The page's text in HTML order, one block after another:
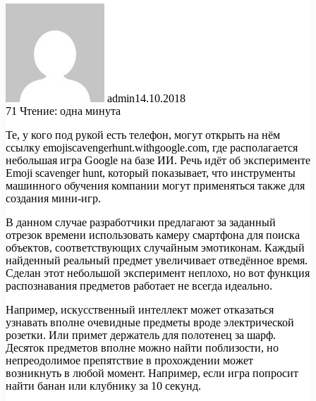
admin14.10.2018
71 Чтение: одна минута
Те, у кого под рукой есть телефон, могут открыть на нём
ссылку emojiscavengerhunt.withgoogle.com, где располагается
небольшая игра Google на базе ИИ. Речь идёт об эксперименте
Emoji scavenger hunt, который показывает, что инструменты
машинного обучения компании могут применяться также для
создания мини-игр.
В данном случае разработчики предлагают за заданный
отрезок времени использовать камеру смартфона для поиска
объектов, соответствующих случайным эмотиконам. Каждый
найденный реальный предмет увеличивает отведённое время.
Сделан этот небольшой эксперимент неплохо, но вот функция
распознавания предметов работает не всегда идеально.
Например, искусственный интеллект может отказаться
узнавать вполне очевидные предметы вроде электрической
розетки. Или примет держатель для полотенец за шарф.
Десяток предметов вполне можно найти поблизости, но
непреодолимое препятствие в прохождении может
возникнуть в любой момент. Например, если игра попросит
найти банан или клубнику за 10 секунд.